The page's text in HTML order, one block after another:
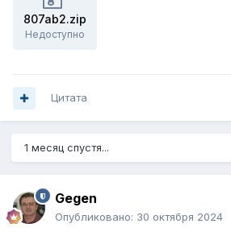
807ab2.zip
Недоступно
Цитата
1 месяц спустя...
Gegen
Опубликовано: 30 октября 2024